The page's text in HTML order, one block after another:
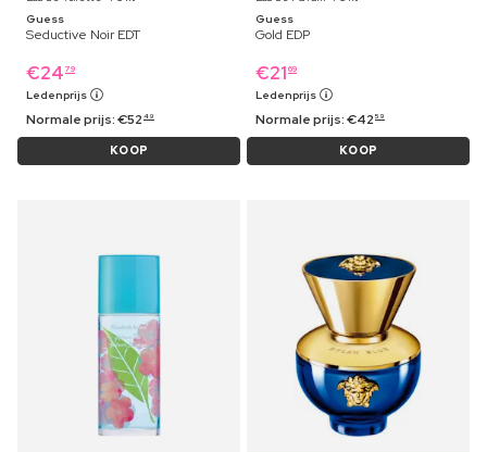
Guess
Seductive Noir EDT
€24 79
Ledenprijs
Normale prijs:€52 49
KOOP
Guess
Gold EDP
€21 69
Ledenprijs
Normale prijs:€42 59
KOOP